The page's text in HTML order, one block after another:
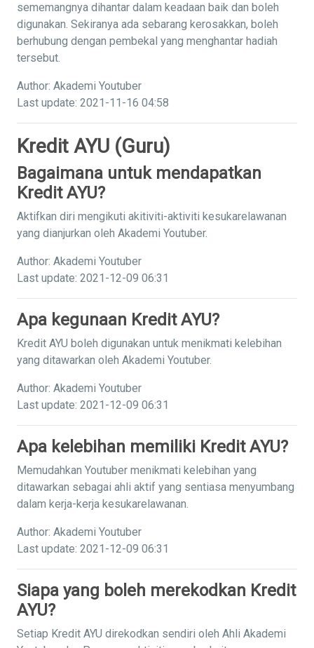
sememangnya dihantar dalam keadaan baik dan boleh
digunakan. Sekiranya ada sebarang kerosakkan, boleh
berhubung dengan pembekal yang menghantar hadiah
tersebut.
Author: Akademi Youtuber
Last update: 2021-11-16 04:58
Kredit AYU (Guru)
Bagaimana untuk mendapatkan
Kredit AYU?
Aktifkan diri mengikuti akitiviti-aktiviti kesukarelawanan
yang dianjurkan oleh Akademi Youtuber.
Author: Akademi Youtuber
Last update: 2021-12-09 06:31
Apa kegunaan Kredit AYU?
Kredit AYU boleh digunakan untuk menikmati kelebihan
yang ditawarkan oleh Akademi Youtuber.
Author: Akademi Youtuber
Last update: 2021-12-09 06:31
Apa kelebihan memiliki Kredit AYU?
Memudahkan Youtuber menikmati kelebihan yang
ditawarkan sebagai ahli aktif yang sentiasa menyumbang
dalam kerja-kerja kesukarelawanan.
Author: Akademi Youtuber
Last update: 2021-12-09 06:31
Siapa yang boleh merekodkan Kredit
AYU?
Setiap Kredit AYU direkodkan sendiri oleh Ahli Akademi